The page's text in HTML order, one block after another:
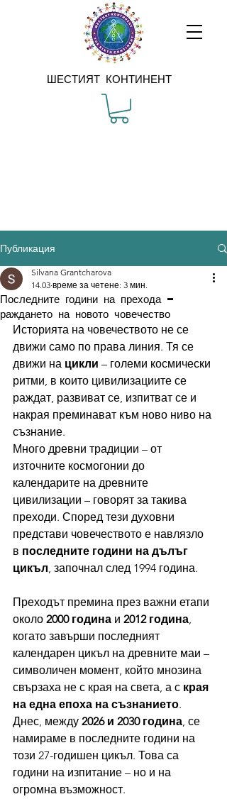
ШЕСТИЯТ КОНТИНЕНТ
Публикация
Последните години на прехода –
раждането на новото човечество
Silvana Grantcharova
14.03 време за четене: 3 мин.
Историята на човечеството не се
движи само по права линия. Тя се
движи на цикли – големи космически
ритми, в които цивилизациите се
раждат, развиват се, изпитват се и
накрая преминават към ново ниво на
съзнание.
Много древни традиции – от
източните космогонии до
календарите на древните
цивилизации – говорят за такива
преходи. Според тези духовни
представи човечеството е навлязло
в последните години на дълъг
цикъл, започнал след 1994 година.
Преходът премина през важни етапи
около 2000 година и 2012 година,
когато завърши последният
календарен цикъл на древните маи –
символичен момент, който мнозина
свързаха не с края на света, а с края
на една епоха на съзнанието.
Днес, между 2026 и 2030 година, се
намираме в последните години на
този 27-годишен цикъл. Това са
години на изпитание – но и на
огромна възможност.